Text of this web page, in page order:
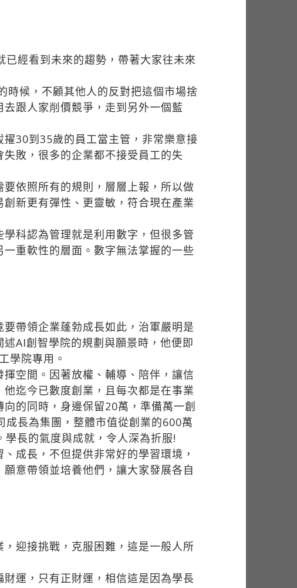
經看到未來的趨勢，帶著大家往未來
候，不顧其他人的反對把這個市場捨
跟人家削價競爭，走到另外一個藍
30到35歲的員工當主管，非常樂意接
敗，很多的企業都不接受員工的失
依照所有的規則，層層上報，所以做
新更有彈性、更靈敏，符合現在產業
科認為管理就是利用數字，但很多管
重軟性的層面。數字無法掌握的一些
帶領企業蓬勃成長如此，治軍嚴明是
AI創智學院的規劃與願景時，他便即
學院專用。
空間。因著放權、輔導、陪伴，讓信
迄今已數度創業，且每次都是在事業
的同時，身邊保留20萬，準備萬一創
長為集團，整體市值從創業的600萬
長的氣度與成就，令人深為折服!
成長，不但提供非常好的學習環境，
意帶領並培養他們，讓大家發展各自
迎接挑戰，克服困難，這是一般人所
運，只有正財運，相信這是因為學長